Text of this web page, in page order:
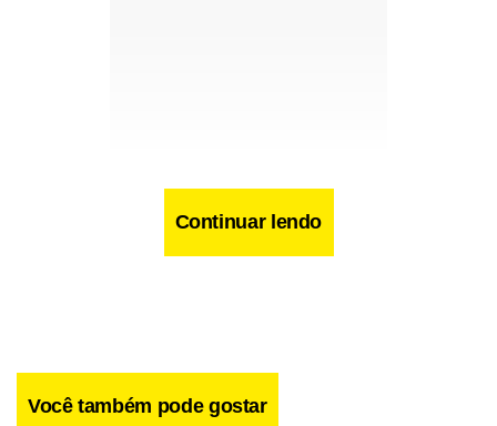
Continuar lendo
Você também pode gostar